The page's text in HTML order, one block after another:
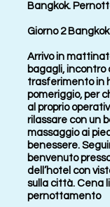
Bangkok.
Giorno 2 Bangkok
Arrivo in
bagagli, incontro
trasferimento in
pomeriggio, per
al proprio
rilassare con un
massaggio ai
benessere.
benvenuto
dell’hotel con
sulla città. Cena
pernottamento